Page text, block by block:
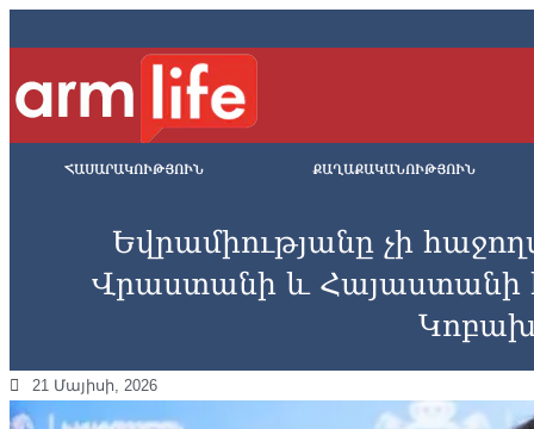
ՀԱՍԱՐԱԿՈՒԹՅՈՒՆ ՔԱՂԱՔԱԿԱՆՈՒԹՅՈՒՆ
Եվրամիությանը չի
Վրաստանի և Հայաստանի
21 Մայիսի, 2026